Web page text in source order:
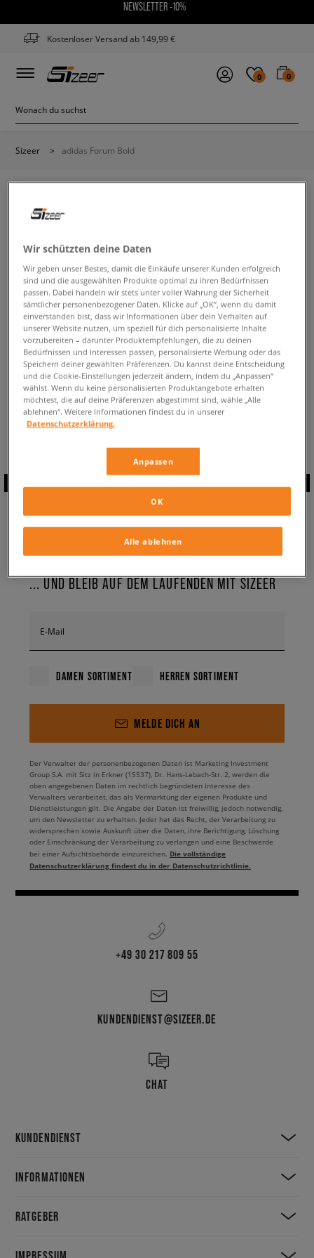
NEWSLETTER -10%
Kostenloser Versand ab 149,99 €
0 0
Sizeer > adidas Forum Bold
Ändere den Suchbegriff. Versuche, weniger Filter zu
verwenden.
ZURÜCK ZUM SHOP
Aktuell schaust du:adidas Forum BoldSneaker ✔️ für Damen
Verfügbare Anzahl:0
ABONNIERE UNSEREN
NEWSLETTER
... UND BLEIB AUF DEM LAUFENDEN MIT SIZEER
E-Mail
DAMEN SORTIMENT HERREN SORTIMENT
MELDE DICH AN
Der Verwalter der personenbezogenen Daten ist Marketing Investment
Group S.A. mit Sitz in Erkner (15537), Dr. Hans-Lebach-Str. 2, werden die
oben angegebenen Daten im rechtlich begründeten Interesse des
Verwalters verarbeitet, das als Vermarktung der eigenen Produkte und
Dienstleistungen gilt. Die Angabe der Daten ist freiwillig, jedoch notwendig,
um den Newsletter zu erhalten. Jeder hat das Recht, der Verarbeitung zu
widersprechen sowie Auskunft über die Daten, ihre Berichtigung, Löschung
oder Einschränkung der Verarbeitung zu verlangen und eine Beschwerde
bei einer Aufsichtsbehörde einzureichen. Die vollständige
Datenschutzerklärung findest du in der Datenschutzrichtlinie.
+49 30 217 809 55
KUNDENDIENST@SIZEER.DE
CHAT
KUNDENDIENST
INFORMATIONEN
RATGEBER
Wir schützten deine Daten
Wir geben unser Bestes, damit die Einkäufe unserer Kunden erfolgreich
sind und die ausgewählten Produkte optimal zu ihren Bedürfnissen
passen. Dabei handeln wir stets unter voller Wahrung der Sicherheit
sämtlicher personenbezogener Daten. Klicke auf „OK“, wenn du damit
einverstanden bist, dass wir Informationen über dein Verhalten auf
unserer Website nutzen, um speziell für dich personalisierte Inhalte
vorzubereiten – darunter Produktempfehlungen, die zu deinen
Bedürfnissen und Interessen passen, personalisierte Werbung oder das
Speichern deiner gewählten Präferenzen. Du kannst deine Entscheidung
und die Cookie-Einstellungen jederzeit ändern, indem du „Anpassen“
wählst. Wenn du keine personalisierten Produktangebote erhalten
möchtest, die auf deine Präferenzen abgestimmt sind, wähle „Alle
ablehnen“. Weitere Informationen findest du in unserer
Datenschutzerklärung.
Anpassen
Alle ablehnen
OK